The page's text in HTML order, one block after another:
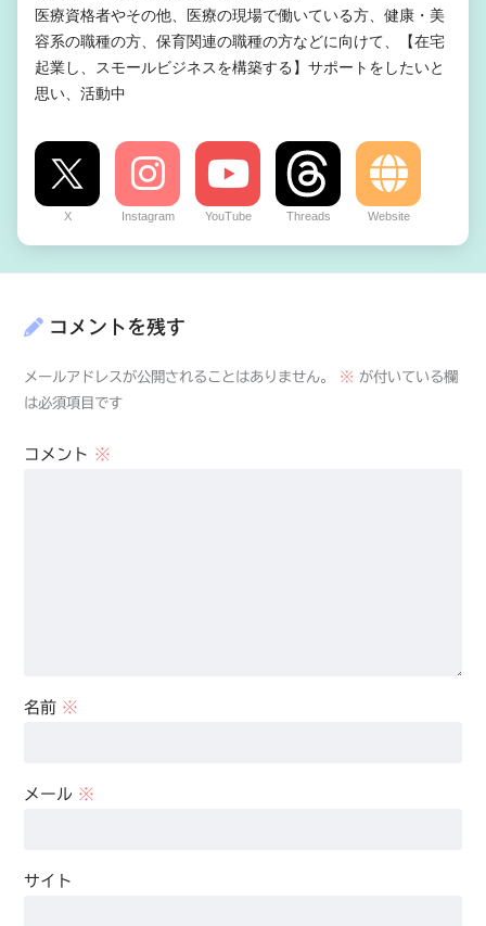
医療資格者やその他、医療の現場で働いている方、健康・美
容系の職種の方、保育関連の職種の方などに向けて、【在宅
起業し、スモールビジネスを構築する】サポートをしたいと
思い、活動中
X Instagram YouTube Threads Website
コメントを残す
メールアドレスが公開されることはありません。 ※ が付いている欄
は必須項目です
コメント ※
名前 ※
メール ※
サイト